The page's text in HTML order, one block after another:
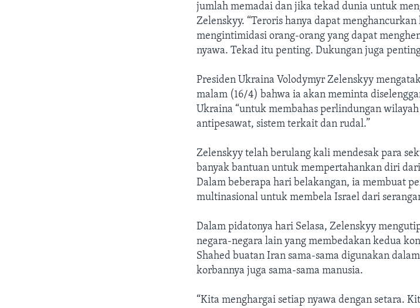
jumlah memadai dan jika tekad dunia untuk
Zelenskyy. “Teroris hanya dapat
mengintimidasi orang-orang yang dapat
nyawa. Tekad itu penting. Dukungan juga
Presiden Ukraina Volodymyr Zelenskyy
malam (16/4) bahwa ia akan meminta
Ukraina “untuk membahas perlindungan
antipesawat, sistem terkait dan rudal.”
Zelenskyy telah berulang kali mendesak para
banyak bantuan untuk mempertahankan diri
Dalam beberapa hari belakangan, ia membuat
multinasional untuk membela Israel dari
Dalam pidatonya hari Selasa, Zelenskyy
negara-negara lain yang membedakan kedua
Shahed buatan Iran sama-sama digunakan
korbannya juga sama-sama manusia.
“Kita menghargai setiap nyawa dengan setara.